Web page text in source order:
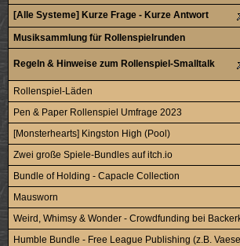
[Alle Systeme] Kurze Frage - Kurze Antwort
Musiksammlung für Rollenspielrunden
Regeln & Hinweise zum Rollenspiel-Smalltalk
Rollenspiel-Läden
Pen & Paper Rollenspiel Umfrage 2023
[Monsterhearts] Kingston High (Pool)
Zwei große Spiele-Bundles auf itch.io
Bundle of Holding - Capacle Collection
Mausworn
Weird, Whimsy & Wonder - Crowdfunding bei
Humble Bundle - Free League Publishing (z.B.